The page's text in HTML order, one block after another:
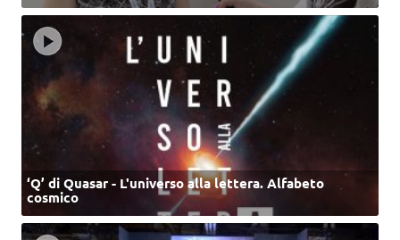
‘Q’ di Quasar - L'universo alla lettera. Alfabeto
cosmico